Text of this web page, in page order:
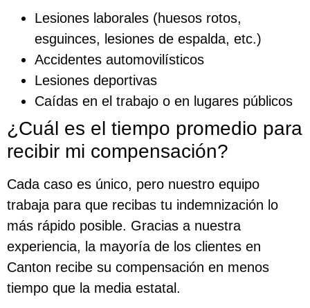
Lesiones laborales (huesos rotos,
esguinces, lesiones de espalda, etc.)
Accidentes automovilísticos
Lesiones deportivas
Caídas en el trabajo o en lugares públicos
¿Cuál es el tiempo promedio para
recibir mi compensación?
Cada caso es único, pero nuestro equipo
trabaja para que recibas tu indemnización lo
más rápido posible. Gracias a nuestra
experiencia, la mayoría de los clientes en
Canton recibe su compensación en menos
tiempo que la media estatal.